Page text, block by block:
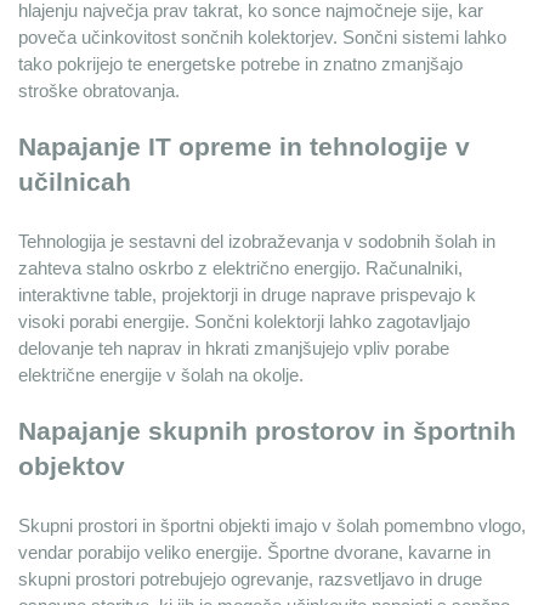
hlajenju največja prav takrat, ko sonce najmočneje sije, kar
poveča učinkovitost sončnih kolektorjev. Sončni sistemi lahko
tako pokrijejo te energetske potrebe in znatno zmanjšajo
stroške obratovanja.
Napajanje IT opreme in tehnologije v
učilnicah
Tehnologija je sestavni del izobraževanja v sodobnih šolah in
zahteva stalno oskrbo z električno energijo. Računalniki,
interaktivne table, projektorji in druge naprave prispevajo k
visoki porabi energije. Sončni kolektorji lahko zagotavljajo
delovanje teh naprav in hkrati zmanjšujejo vpliv porabe
električne energije v šolah na okolje.
Napajanje skupnih prostorov in športnih
objektov
Skupni prostori in športni objekti imajo v šolah pomembno vlogo,
vendar porabijo veliko energije. Športne dvorane, kavarne in
skupni prostori potrebujejo ogrevanje, razsvetljavo in druge